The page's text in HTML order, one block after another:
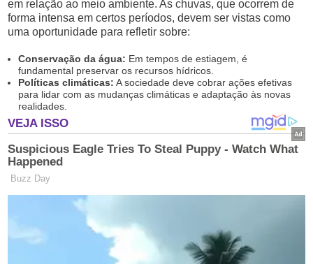
em relação ao meio ambiente. As chuvas, que ocorrem de
forma intensa em certos períodos, devem ser vistas como
uma oportunidade para refletir sobre:
Conservação da água: Em tempos de estiagem, é
fundamental preservar os recursos hídricos.
Políticas climáticas: A sociedade deve cobrar ações efetivas
para lidar com as mudanças climáticas e adaptação às novas
realidades.